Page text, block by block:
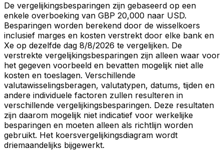
De vergelijkingsbesparingen zijn gebaseerd op een
enkele overboeking van GBP 20,000 naar USD.
Besparingen worden berekend door de wisselkoers
inclusief marges en kosten verstrekt door elke bank en
Xe op dezelfde dag 8/8/2026 te vergelijken. De
verstrekte vergelijkingsbesparingen zijn alleen waar voor
het gegeven voorbeeld en bevatten mogelijk niet alle
kosten en toeslagen. Verschillende
valutawisselingsberagen, valutatypen, datums, tijden en
andere individuele factoren zullen resulteren in
verschillende vergelijkingsbesparingen. Deze resultaten
zijn daarom mogelijk niet indicatief voor werkelijke
besparingen en moeten alleen als richtlijn worden
gebruikt. Het koersvergelijkingsdiagram wordt
driemaandelijks bijgewerkt.